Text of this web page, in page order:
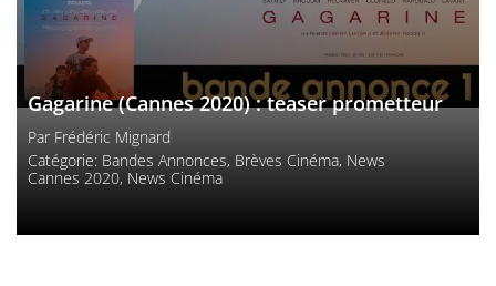
Gagarine (Cannes 2020) : teaser prometteur
Par Frédéric Mignard
Catégorie: Bandes Annonces, Brèves Cinéma, News
Cannes 2020, News Cinéma